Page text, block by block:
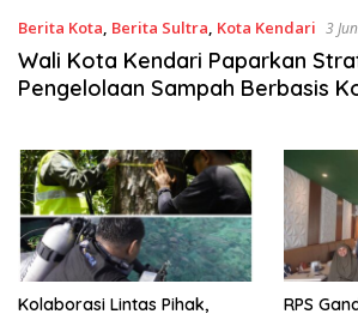
Berita Kota, Berita Sultra, Kota Kendari 3
Wali Kota Kendari Paparkan
Pengelolaan Sampah Berbasis
Kolaborasi Lintas Pihak,
RPS